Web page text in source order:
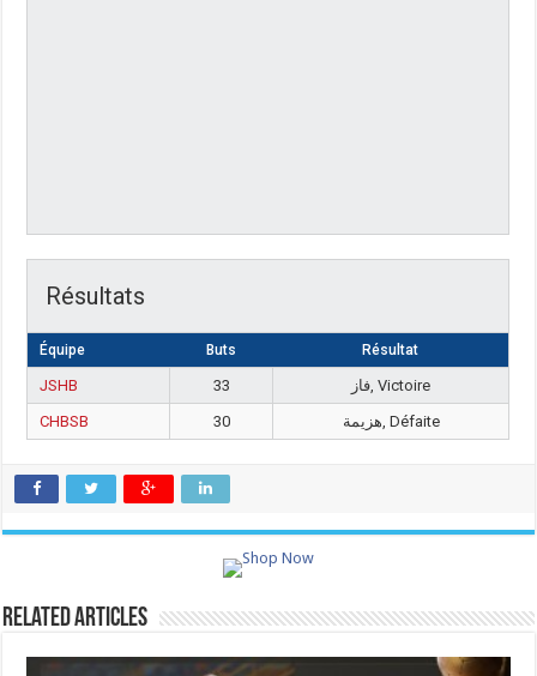
Résultats
Équipe Buts Résultat
JSHB 33
فاز, Victoire
CHBSB
30 هزيمة, Défaite
Related Articles